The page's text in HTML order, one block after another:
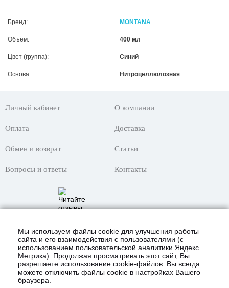
Бренд: MONTANA
Объём: 400 мл
Цвет (группа): Синий
Основа: Нитроцеллюлозная
Личный кабинет О компании
Оплата Доставка
Обмен и возврат Статьи
Вопросы и ответы Контакты
Мы используем файлы cookie для улучшения работы
сайта и его взаимодействия с пользователями (с
использованием пользовательской аналитики Яндекс
Метрика). Продолжая просматривать этот сайт, Вы
разрешаете использование cookie-файлов. Вы всегда
можете отключить файлы cookie в настройках Вашего
браузера.